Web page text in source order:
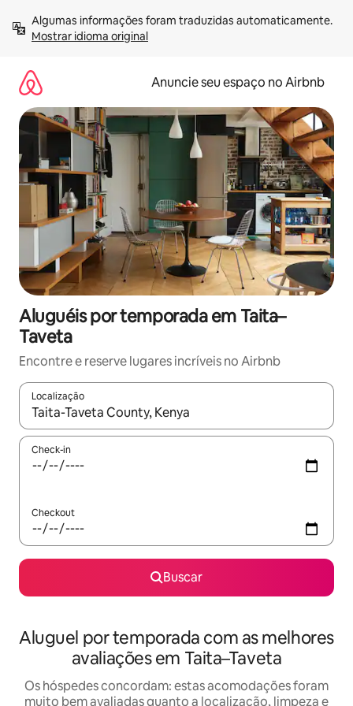
para
Mostrar idioma original
Anuncie seu espaço no Airbnb
Aluguéis por temporada em Taita–
Taveta
Encontre e reserve lugares incríveis no Airbnb
Localização
Quando os resultados estiverem disponíveis, explore-os
Check-in
Checkout
Buscar
Aluguel por temporada com as melhores
avaliações em Taita–Taveta
Os hóspedes concordam: estas acomodações foram
muito bem avaliadas quanto a localização, limpeza e